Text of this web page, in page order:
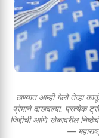
ठाण्यात आम्ही गेलो तेव्हा
प्रेमाने दाखवल्या. प्रत्येक
जिद्दीची आणि खेळावरील
—